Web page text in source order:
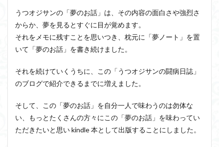
うつオジサンの「夢のお話」は、その内容の面白さや強烈さ
からか、夢を見るとすぐに目が覚めます。
それをメモに残すことを思いつき、枕元に「夢ノート」を置
いて「夢のお話」を書き続けました。
それを続けていくうちに、この「うつオジサンの闘病日誌」
のブログで紹介できるまでに増えました。
そして、この「夢のお話」を自分一人で味わうのは勿体な
い、もっとたくさんの方々にこの「夢のお話」を味わってい
ただきたいと思い kindle 本として出版することにしました。